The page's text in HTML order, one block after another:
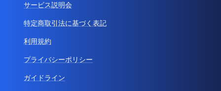
サービス説明会
特定商取引法に基づく表記
利用規約
プライバシーポリシー
ガイドライン